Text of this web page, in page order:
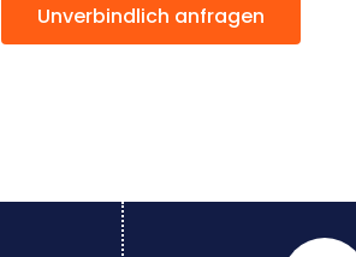
Unverbindlich anfragen